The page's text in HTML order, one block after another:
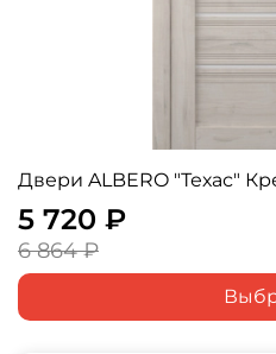
Двери ALBERO "Техас"
5 720 ₽
6 864 ₽